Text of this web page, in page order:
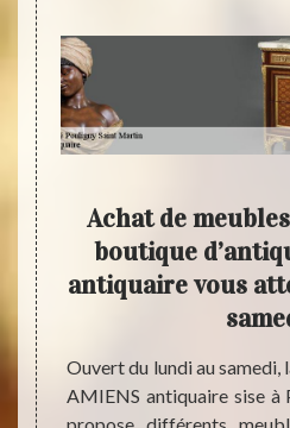
vos
Achat de
boutique
antiquaire vous
Ouvert du lundi au samedi,
AMIENS antiquaire sise à